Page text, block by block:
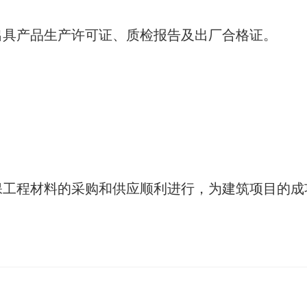
产品生产许可证、质检报告及出厂合格证。
程材料的采购和供应顺利进行，为建筑项目的成